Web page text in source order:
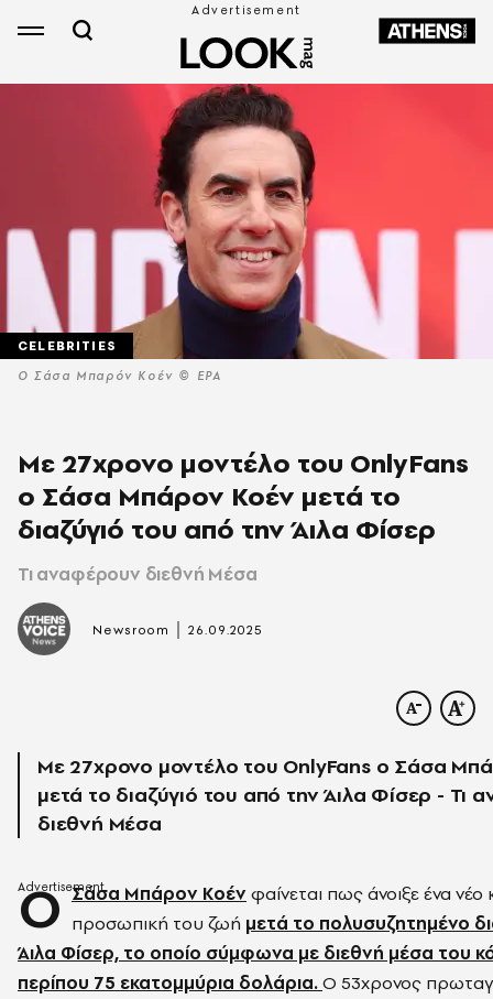
Ο Σάσα Μπαρόν Κοέν © EPA
CELEBRITIES
Με 27χρονο μοντέλο του OnlyFans
ο Σάσα Μπάρον Κοέν μετά το
διαζύγιό του από την Άιλα Φίσερ
Τι αναφέρουν διεθνή Μέσα
Newsroom |26.09.2025
Με 27χρονο μοντέλο του OnlyFans ο Σάσα
μετά το διαζύγιό του από την Άιλα Φίσερ - Τι
διεθνή Μέσα
Ο Σάσα Μπάρον Κοέν φαίνεται πως άνοιξε ένα
προσωπική του ζωή μετά το πολυσυζητημένο
Άιλα Φίσερ, το οποίο σύμφωνα με διεθνή μέσα του
περίπου 75 εκατομμύρια δολάρια.Ο 53χρονος